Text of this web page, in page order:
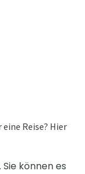
Reise? Hier
können es